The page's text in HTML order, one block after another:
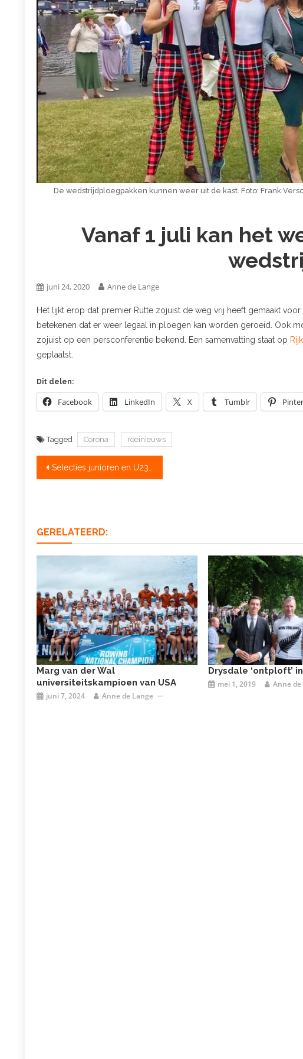
De wedstrijdploegpakken kunnen weer uit de kast. Foto: Frank
Vanaf 1 juli kan het
juni 24, 2020 Anne de Lange
Het lijkt erop dat premier Rutte zojuist de weg vrij heeft gemaakt
betekenen dat er weer legaal in ploegen kan worden geroeid. Ook
zojuist op een persconferentie bekend. Een samenvatting staat op
geplaatst.
Dit delen:
Facebook LinkedIn X Tumblr
Tagged Corona roeinieuws
Bericht
Selecties junioren en U23 van start
GERELATEERD:
Marg van der Wal
universiteitskampioen van USA
juni 7, 2024 Anne de Lange
Drysdale ‘ontploft’
mei 1, 2019 Anne de